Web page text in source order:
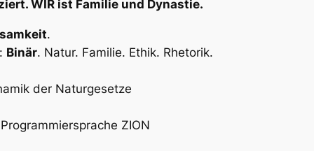
WIR ist Familie und Dynastie.
.
Binär. Natur. Familie. Ethik. Rhetorik.
der Naturgesetze
ZION